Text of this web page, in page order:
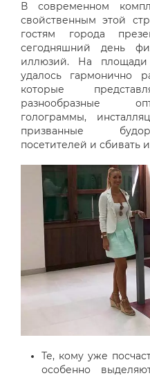
В современном
свойственным этой
гостям города
сегодняшний день
иллюзий. На площади
удалось гармонично
которые
разнообразные
голограммы,
призванные
посетителей и сбивать
Те, кому уже
особенно